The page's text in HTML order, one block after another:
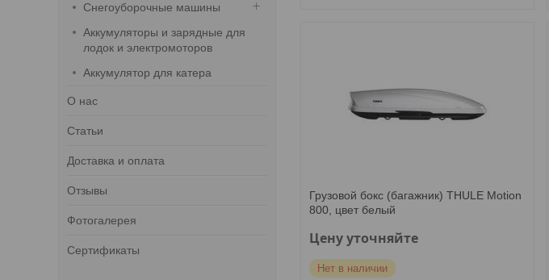
Снегоуборочные машины
Аккумуляторы и зарядные для
лодок и электромоторов
Аккумулятор для катера
О нас
Статьи
Доставка и оплата
Отзывы
Фотогалерея
Сертификаты
Грузовой бокс (багажник) THULE Motion
800, цвет белый
Цену уточняйте
Нет в наличии